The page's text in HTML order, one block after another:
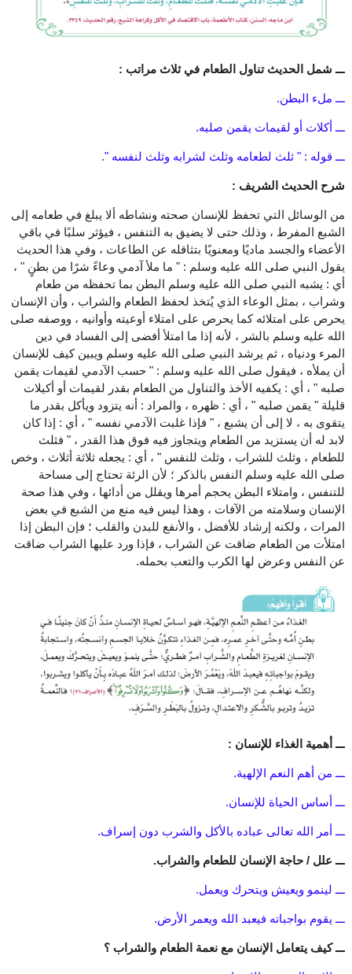
ـــ شمل الحديث تناول الطعام في ثلاث مراتب :
ـــ ملء البطن.
ـــ أكلات أو لقيمات يقمن صلبه.
ـــ قوله : " ثلث لطعامه وثلث لشرابه وثلث لنفسه ".
شرح الحديث الشريف :
من الوسائل التي تحفظ للإنسان صحته ونشاطه ألا يبلغ في طعامه إلى
الشبع المفرط ، وذلك حتى لا يضيق به التنفس ، فيؤثر سلبًا في باقي
الأعضاء والجسد ماديًا ومعنويًا بتثاقله عن الطاعات ، وفي هذا الحديث
يقول النبي صلى الله عليه وسلم : " ما ملأ آدمي وعاءً شرًا من بطنٍ " ،
أي : يشبه النبي صلى الله عليه وسلم البطن بما تحفظه من طعام
وشراب ، بمثل الوعاء الذي يُتخذ لحفظ الطعام والشراب ، وأن الإنسان
يحرص على امتلائه كما يحرص على امتلاء أوعيته وأوانيه ، ووصفه صلى
الله عليه وسلم بالشر ، لأنه إذا ما امتلأ أفضى إلى الفساد في دين
المرء ودنياه ، ثم يرشد النبي صلى الله عليه وسلم ويبين كيف للإنسان
أن يملأه ، فيقول صلى الله عليه وسلم : " حسب الآدمي لقيمات يقمن
صلبه " ، أي : يكفيه الأخذ والتناول من الطعام بقدر لقيمات أو أكيلات
قليلة " يقمن صلبه " ، أي : ظهره ، والمراد : أنه يتزود ويأكل بقدر ما
يتقوى به ، لا إلى أن يشبع ، " فإذا غلبت الآدمي نفسه " ، أي : إذا كان
لابد له أن يستزيد من الطعام ويتجاوز فيه فوق هذا القدر ، " فثلث
للطعام ، وثلث للشراب ، وثلث للنفس " ، أي : يجعله ثلاثة أثلاث ، وخص
صلى الله عليه وسلم النفس بالذكر ؛ لأن الرئة تحتاج إلى مساحة
للتنفس ، وامتلاء البطن يحجم أمرها ويقلل من أدائها ، وفي هذا صحة
الإنسان وسلامته من الآفات ، وهذا ليس فيه منع من الشبع في بعض
المرات ، ولكنه إرشاد للأفضل ، والأنفع للبدن والقلب ؛ فإن البطن إذا
امتلأت من الطعام ضاقت عن الشراب ، فإذا ورد عليها الشراب ضاقت
عن النفس وعرض لها الكرب والتعب بحمله.
ـــ أهمية الغذاء للإنسان :
ـــ من أهم النعم الإلهية.
ـــ أساس الحياة للإنسان.
ـــ أمر الله تعالى عباده بالأكل والشرب دون إسراف.
ـــ علل / حاجة الإنسان للطعام والشراب.
ـــ لينمو ويعيش ويتحرك ويعمل.
ـــ يقوم بواجباته فيعبد الله ويعمر الأرض.
ـــ كيف يتعامل الإنسان مع نعمة الطعام والشراب ؟